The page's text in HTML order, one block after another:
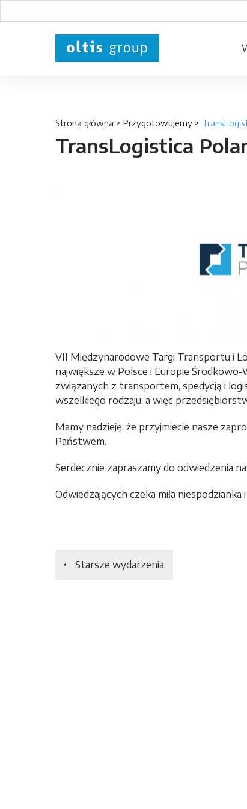
Strona główna > Przygotowujemy >
TransLogistica
VII Międzynarodowe Targi Transportu i
największe w Polsce i Europie
związanych z transportem, spedycją i
wszelkiego rodzaju, a więc
Mamy nadzieję, że przyjmiecie nasze
Państwem.
Serdecznie zapraszamy do odwiedzenia
Odwiedzających czeka miła
Starsze wydarzenia